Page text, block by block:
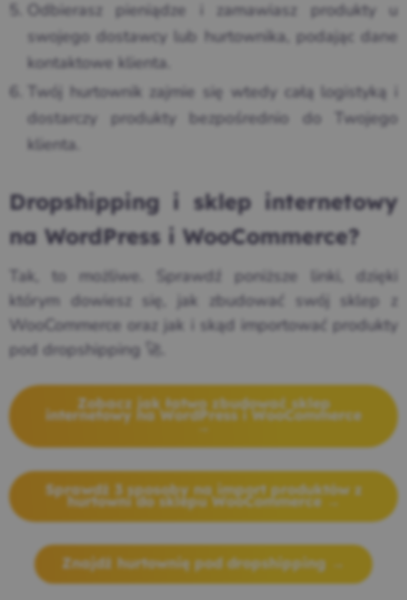
Odbierasz pieniądze i zamawiasz produkty u
swojego dostawcy lub hurtownika, podając dane
kontaktowe klienta.
Twój hurtownik zajmie się wtedy całą logistyką i
dostarczy produkty bezpośrednio do Twojego
klienta.
Dropshipping i sklep internetowy
na WordPress i WooCommerce?
Tak, to możliwe. Sprawdź poniższe linki, dzięki
którym dowiesz się, jak zbudować swój sklep z
WooCommerce oraz jak i skąd importować produkty
pod dropshipping 🚀.
Zobacz jak łatwo zbudować sklep
internetowy na WordPress i WooCommerce
→
Sprawdź 3 sposoby na import produktów z
hurtowni do sklepu WooCommerce →
Znajdź hurtownię pod dropshipping →